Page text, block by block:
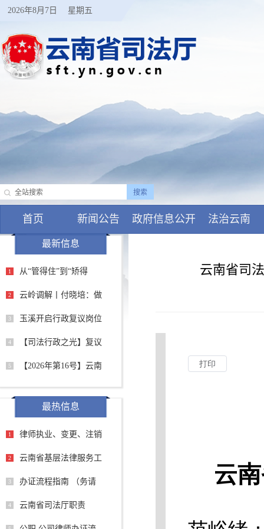
2026年8月7日 星期五
首页 新闻公告 政府信息公开 法治云南
最新信息
1 从“管得住”到“矫得
2 云岭调解丨付晓培：做
3 玉溪开启行政复议岗位
4 【司法行政之光】复议
5 【2026年第16号】云南
最热信息
1 律师执业、变更、注销
2 云南省基层法律服务工
3 办证流程指南 （务请
4 云南省司法厅职责
云南省司